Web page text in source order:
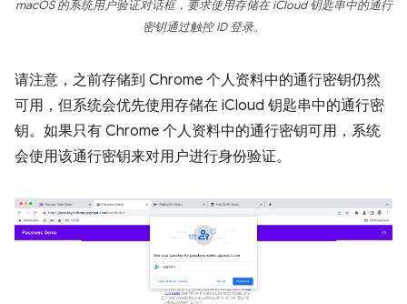
macOS 的系统用户验证对话框，要求使用存储在 iCloud 钥匙串中的通行
密钥通过触控 ID 登录。
请注意，之前存储到 Chrome 个人资料中的通行密钥仍然
可用，但系统会优先使用存储在 iCloud 钥匙串中的通行密
钥。如果只有 Chrome 个人资料中的通行密钥可用，系统
会使用该通行密钥来对用户进行身份验证。